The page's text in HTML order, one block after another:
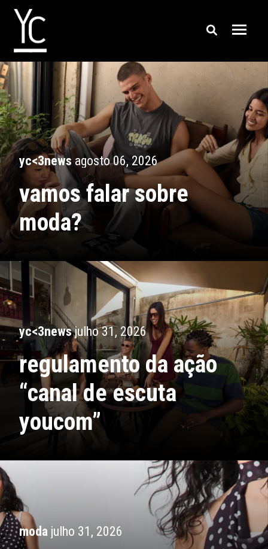
yc<3newsagosto 06, 2026
vamos falar sobre
moda?
yc<3newsjulho 31, 2026
regulamento da ação
“canal de escuta
youcom”
moda julho 31, 2026